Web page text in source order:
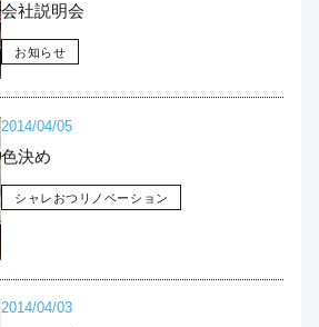
会社説明会
お知らせ
2014/04/05
色決め
シャレおつリノベーション
2014/04/03